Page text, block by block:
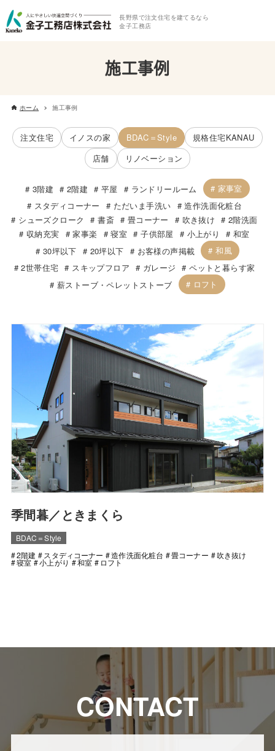
長野県で注文住宅を建てるなら
金子工務店
施工事例
ホーム 施工事例
注文住宅 イノスの家 BDAC＝Style
規格住宅KANAU
店舗
リノベーション
3階建 2階建 平屋 ランドリールーム
家事室
スタディコーナー
ただいま手洗い
造作洗面化粧台
シューズクローク
書斎 畳コーナー 吹き抜け
2階洗面
収納充実
家事楽 寝室 子供部屋 小上がり
和室
30坪以下
20坪以下 お客様の声掲載
和風
2世帯住宅
スキップフロア ガレージ
ペットと暮らす家
薪ストーブ・ペレットストーブ
ロフト
季間暮／ときまくら
BDAC＝Style
2階建
スタディコーナー 造作洗面化粧台 畳コーナー 吹き抜け
寝室 小上がり 和室 ロフト
CONTACT